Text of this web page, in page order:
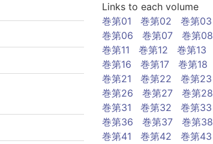
Links to each volume
巻第01
巻第02 巻第03
巻第06
巻第07 巻第08
巻第11
巻第12 巻第13
巻第16
巻第17 巻第18
巻第21
巻第22 巻第23
巻第26
巻第27 巻第28
巻第31
巻第32 巻第33
巻第36
巻第37 巻第38
巻第41
巻第42 巻第43